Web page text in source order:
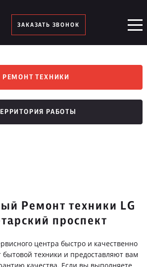
ЗАКАЗАТЬ ЗВОНОК
РЕМОНТ ТЕХНИКИ
РАБОТЫ
Ремонт техники LG
проспект
центра быстро и качественно
техники и предоставляют вам